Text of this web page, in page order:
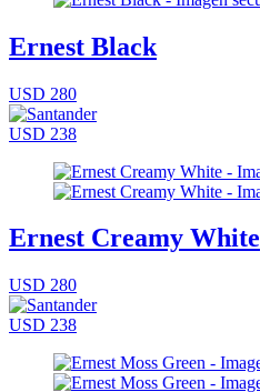
Ernest Black
USD 280
USD 238
Ernest Creamy White
USD 280
USD 238